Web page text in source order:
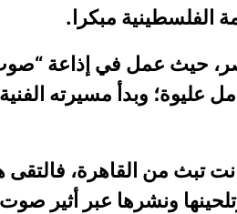
الفلسطينية مبكرا.
في مصر، حيث عمل في
عليوة؛ وبدأ مسيرته
تبث من القاهرة،
وتلحينها ونشرها عبر